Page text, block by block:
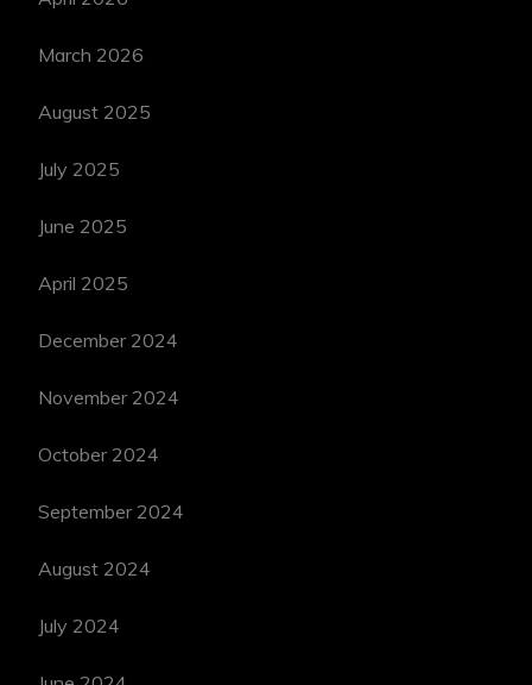
March 2026
August 2025
July 2025
June 2025
April 2025
December 2024
November 2024
October 2024
September 2024
August 2024
July 2024